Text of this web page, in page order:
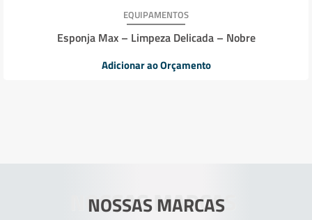
EQUIPAMENTOS
Esponja Max – Limpeza Delicada – Nobre
Adicionar ao Orçamento
NOSSAS MARCAS
NOSSAS MARCAS